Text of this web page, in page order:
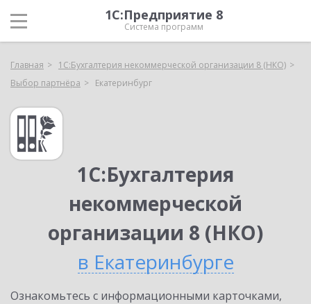
1С:Предприятие 8
Система программ
Главная
1С:Бухгалтерия некоммерческой организации 8 (НКО)
Выбор партнёра
Екатеринбург
1С:Бухгалтерия
некоммерческой
организации 8 (НКО)
в Екатеринбурге
Ознакомьтесь с информационными карточками,